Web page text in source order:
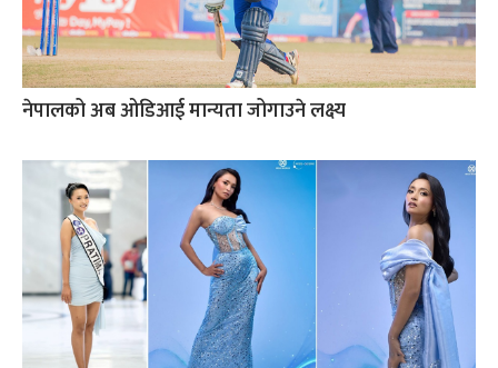
नेपालको अब ओडिआई मान्यता जोगाउने लक्ष्य